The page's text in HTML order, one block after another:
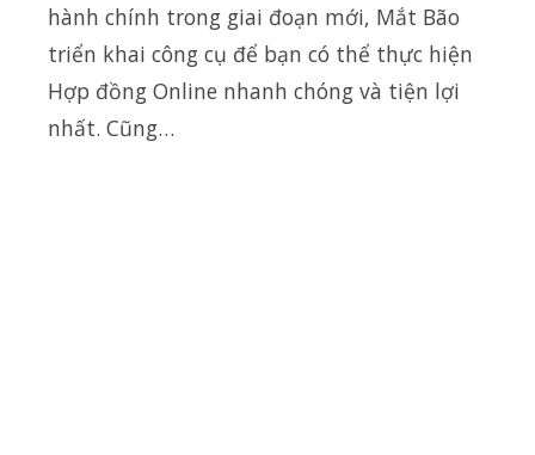
hành chính trong giai đoạn mới, Mắt Bão
triển khai công cụ để bạn có thể thực hiện
Hợp đồng Online nhanh chóng và tiện lợi
nhất. Cũng…